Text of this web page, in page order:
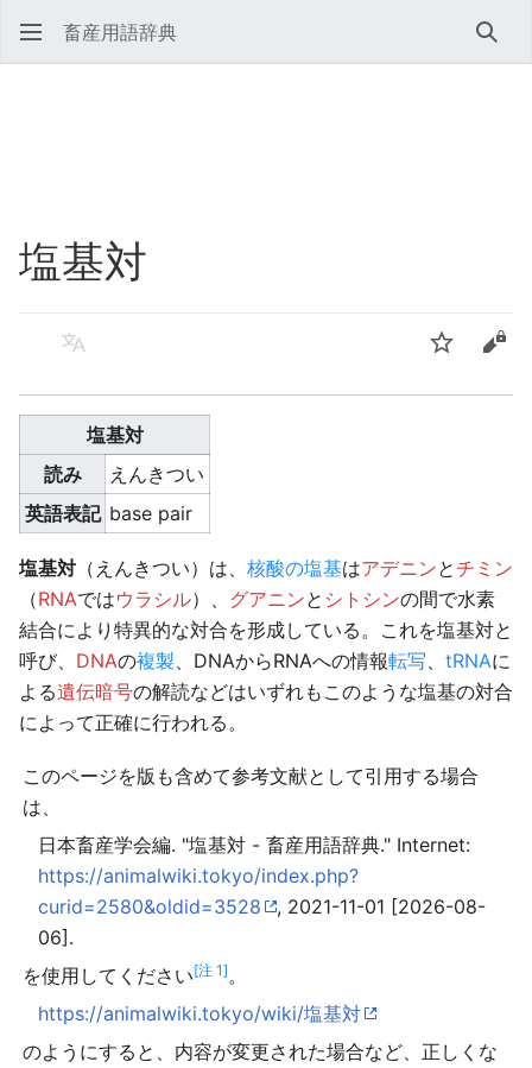
畜産用語辞典 検索
塩基対
言語 ウォッチソ
塩基対
読み
えんきつい
英語表記 base pair
塩基対 （えんきつい）は、 核酸の塩基はアデニンとチミン
（RNAではウラシル）、 グアニンと シトシンの間で水素
結合により特異的な対合を形成している。これを塩基対と
呼び、 DNAの複製、DNAからRNAへの情報転写、 tRNAに
よる遺伝暗号の解読などはいずれもこのような塩基の対合
によって正確に行われる。
このページを版も含めて参考文献として引用する場合
は、
日本畜産学会編. "塩基対 - 畜産用語辞典." Internet:
https://animalwiki.tokyo/index.php?
curid=2580&oldid=3528
, 2021-11-01 [2026-08-
06].
を使用してください[注 1]。
https://animalwiki.tokyo/wiki/塩基対
のようにすると、内容が変更された場合など、正しくな